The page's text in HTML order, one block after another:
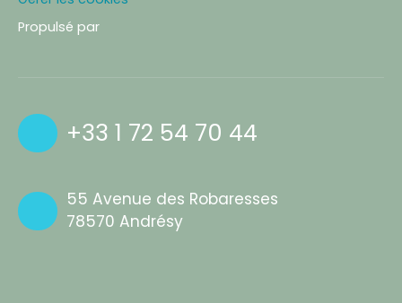
Propulsé par
+33 1 72 54 70 44
55 Avenue des Robaresses
78570 Andrésy